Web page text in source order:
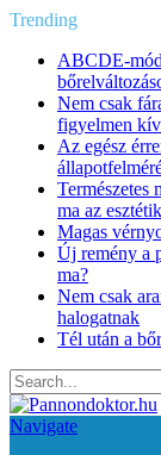
Trending
Nem csak
figyelmen
Az egész
Természetes
ma az
Magas
Új remény a
ma?
Nem csak
halogatnak
Tél után a
Navigate